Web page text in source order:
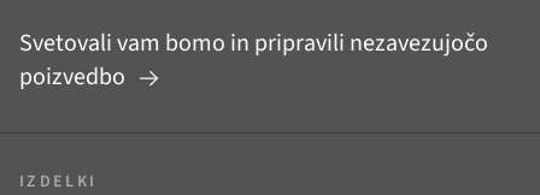
Svetovali vam bomo in pripravili nezavezujočo
poizvedbo
IZDELKI